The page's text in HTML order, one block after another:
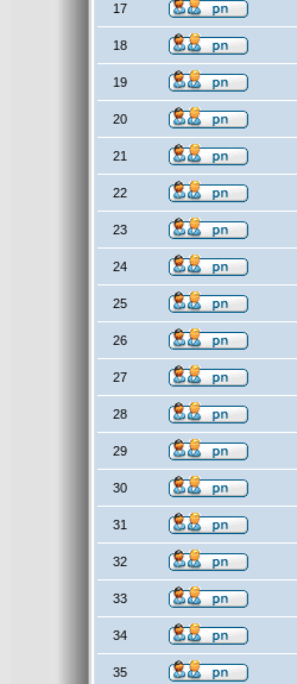
17
18
19
20
21
22
23
24
25
26
27
28
29
30
31
32
33
34
35